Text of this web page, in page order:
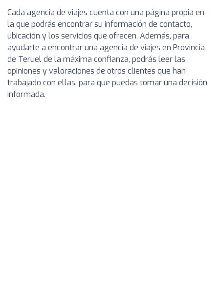
Cada agencia de viajes cuenta con una página propia en
la que podrás encontrar su información de contacto,
ubicación y los servicios que ofrecen. Además, para
ayudarte a encontrar una agencia de viajes en Provincia
de Teruel de la máxima confianza, podrás leer las
opiniones y valoraciones de otros clientes que han
trabajado con ellas, para que puedas tomar una decisión
informada.